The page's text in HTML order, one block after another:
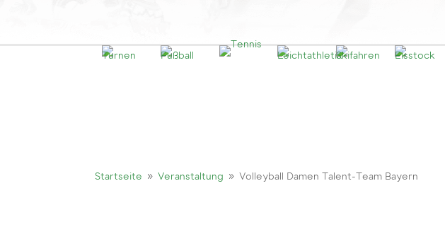
Startseite 9 Veranstaltung 9 Volleyball Damen Talent-Team Bayern